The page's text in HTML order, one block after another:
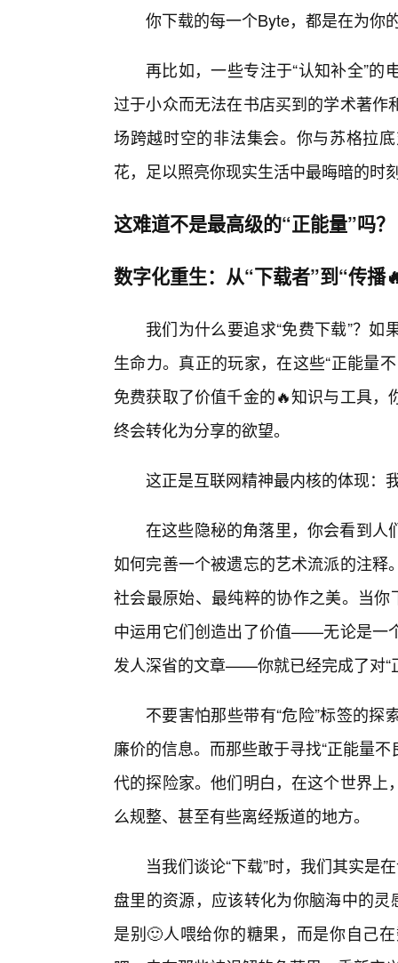
你下载的每一个Byte，都是在为你
再比如，一些专注于“认知补全”
过于小众而无法在书店买到的学术著
场跨越时空的非法集会。你与苏格拉
花，足以照亮你现实生活中最晦暗的时
这难道不是最高级的“正能量”吗？
数字化重生：从“下载者”到“传播
我们为什么要追求“免费下载”？
生命力。真正的玩家，在这些“正能量
免费获取了价值千金的🔥知识与工具
终会转化为分享的欲望。
这正是互联网精神最内核的体现：
在这些隐秘的角落里，你会看到人
如何完善一个被遗忘的艺术流派的注
社会最原始、最纯粹的协作之美。当
中运用它们创造出了价值——无论是一
发人深省的文章——你就已经完成了对“
不要害怕那些带有“危险”标签的
廉价的信息。而那些敢于寻找“正能量
代的探险家。他们明白，在这个世界
么规整、甚至有些离经叛道的地方。
当我们谈论“下载”时，我们其实是
盘里的资源，应该转化为你脑海中的
是别🙂人喂给你的糖果，而是你自己